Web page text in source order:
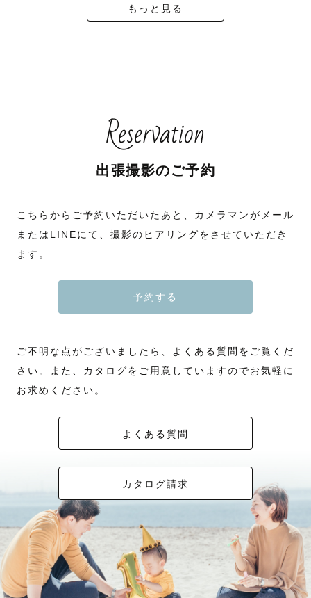
もっと見る
Reservation
出張撮影のご予約
こちらからご予約いただいたあと、カメラマンがメール
またはLINEにて、撮影のヒアリングをさせていただき
ます。
予約する
ご不明な点がございましたら、よくある質問をご覧くだ
さい。また、カタログをご用意していますのでお気軽に
お求めください。
よくある質問
カタログ請求